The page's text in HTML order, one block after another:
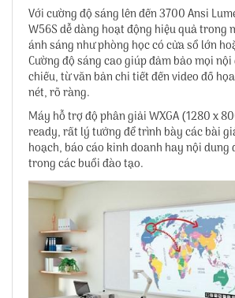
Với cường độ sáng lên đến 3700 Ansi
W56S dễ dàng hoạt động hiệu quả trong
ánh sáng như phòng học có cửa sổ lớn
Cường độ sáng cao giúp đảm bảo mọi
chiếu, từ văn bản chi tiết đến video đồ
nét, rõ ràng.
Máy hỗ trợ độ phân giải WXGA (1280 x
ready, rất lý tưởng để trình bày các bài
hoạch, báo cáo kinh doanh hay nội dung
trong các buổi đào tạo.